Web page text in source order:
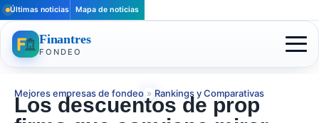
Últimas noticias Mapa de noticias
Finantres
FONDEO
Mejores empresas de fondeo » Rankings y Comparativas
Los descuentos de prop